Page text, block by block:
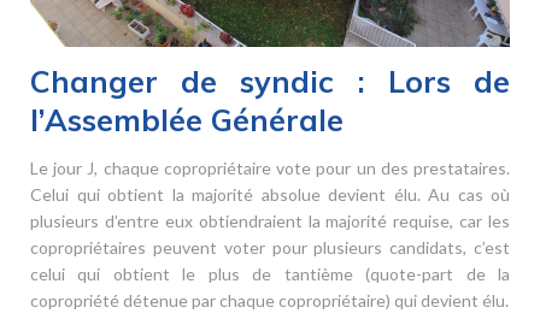
Changer de syndic : Lors de
l’Assemblée Générale
Le jour J, chaque copropriétaire vote pour un des prestataires.
Celui qui obtient la majorité absolue devient élu. Au cas où
plusieurs d’entre eux obtiendraient la majorité requise, car les
copropriétaires peuvent voter pour plusieurs candidats, c’est
celui qui obtient le plus de tantième (quote-part de la
copropriété détenue par chaque copropriétaire) qui devient élu.